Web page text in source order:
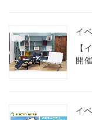
イ
【
開
イ